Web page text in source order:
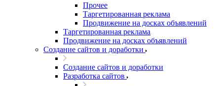
Прочее
Таргетированная реклама
Продвижение на досках объявлений
Таргетированная реклама
Продвижение на досках объявлений
Создание сайтов и доработки
Создание сайтов и доработки
Разработка сайтов